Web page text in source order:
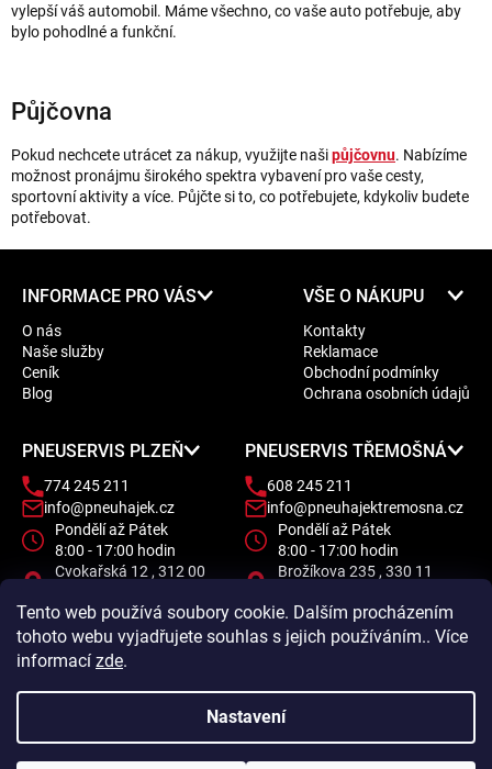
Tento web používá soubory cookie. Dalším procházením
tohoto webu vyjadřujete souhlas s jejich používáním.. Více
informací zde.
Nastavení
vylepší váš automobil. Máme všechno, co vaše auto potřebuje, aby
bylo pohodlné a funkční.
Půjčovna
Pokud nechcete utrácet za nákup, využijte našipůjčovnu. Nabízíme
možnost pronájmu širokého spektra vybavení pro vaše cesty,
sportovní aktivity a více. Půjčte si to, co potřebujete, kdykoliv budete
potřebovat.
INFORMACE PRO VÁS
O nás
Naše služby
Ceník
Blog
VŠE O NÁKUPU
Kontakty
Reklamace
Obchodní podmínky
Ochrana osobních údajů
PNEUSERVIS PLZEŇ
774 245 211
info@pneuhajek.cz
Pondělí až Pátek
8:00 - 17:00 hodin
Cvokařská 12 , 312 00
PNEUSERVIS TŘEMOŠNÁ
608 245 211
info@pneuhajektremosna.cz
Pondělí až Pátek
8:00 - 17:00 hodin
Brožíkova 235 , 330 11